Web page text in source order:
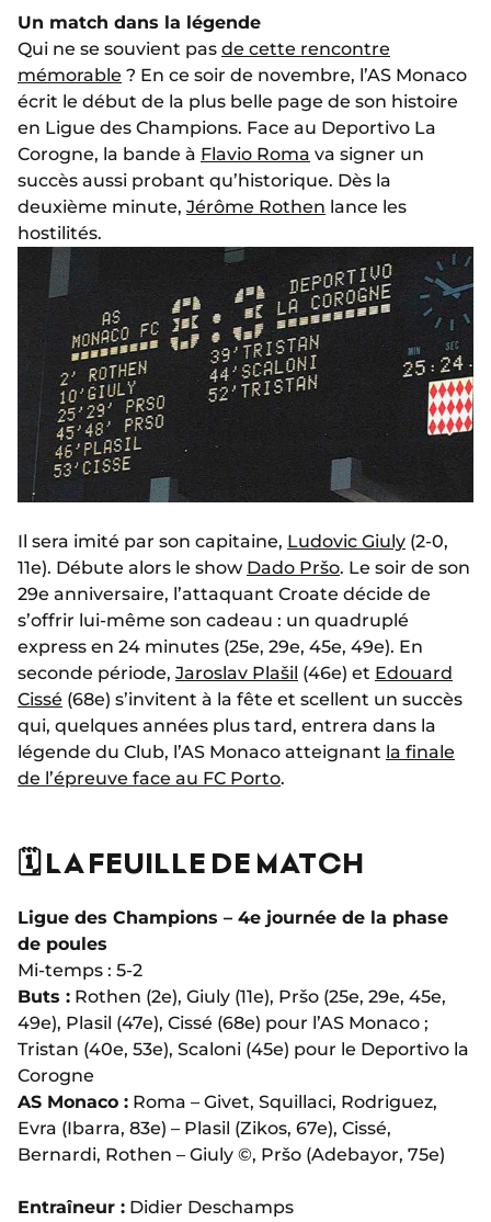
Un match dans la légende
Qui ne se souvient pas de cette rencontre
mémorable ? En ce soir de novembre, l’AS Monaco
écrit le début de la plus belle page de son histoire
en Ligue des Champions. Face au Deportivo La
Corogne, la bande à Flavio Roma va signer un
succès aussi probant qu’historique. Dès la
deuxième minute, Jérôme Rothen lance les
hostilités.
Il sera imité par son capitaine, Ludovic Giuly (2-0,
11e). Débute alors le show Dado Pršo. Le soir de son
29e anniversaire, l’attaquant Croate décide de
s’offrir lui-même son cadeau : un quadruplé
express en 24 minutes (25e, 29e, 45e, 49e). En
seconde période, Jaroslav Plašil (46e) et Edouard
Cissé (68e) s’invitent à la fête et scellent un succès
qui, quelques années plus tard, entrera dans la
légende du Club, l’AS Monaco atteignant la finale
de l’épreuve face au FC Porto.
🗓️ LA FEUILLE DE MATCH
Ligue des Champions – 4e journée de la phase
de poules
Mi-temps : 5-2
Buts : Rothen (2e), Giuly (11e), Pršo (25e, 29e, 45e,
49e), Plasil (47e), Cissé (68e) pour l’AS Monaco ;
Tristan (40e, 53e), Scaloni (45e) pour le Deportivo la
Corogne
AS Monaco : Roma – Givet, Squillaci, Rodriguez,
Evra (Ibarra, 83e) – Plasil (Zikos, 67e), Cissé,
Bernardi, Rothen – Giuly ©, Pršo (Adebayor, 75e)
Entraîneur : Didier Deschamps